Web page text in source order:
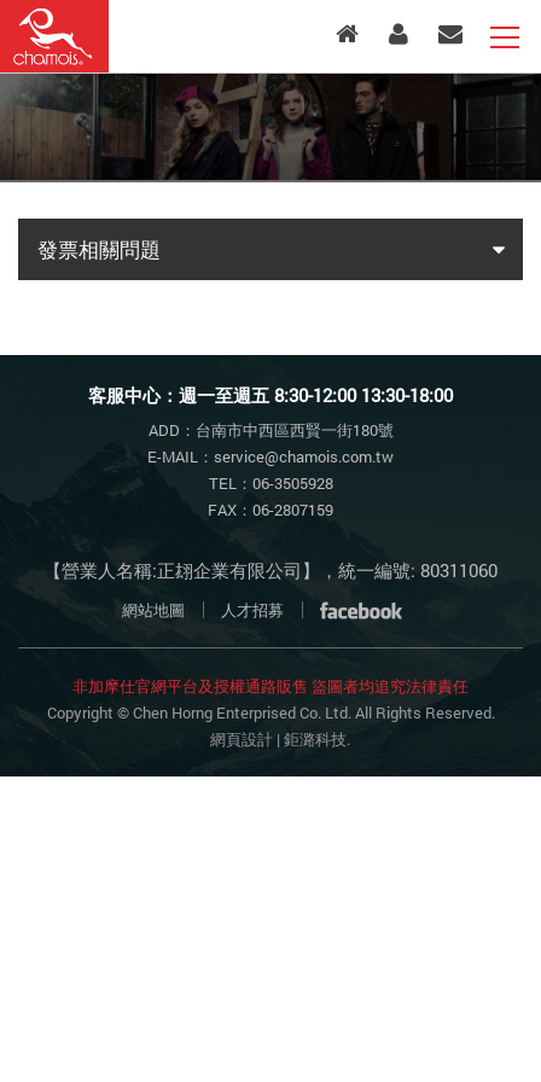
發票相關問題
客服中心：週一至週五 8:30-12:00 13:30-18:00
ADD：台南市中西區西賢一街180號
E-MAIL：service@chamois.com.tw
TEL：06-3505928
FAX：06-2807159
【營業人名稱:正翃企業有限公司】，統一編號: 80311060
網站地圖 人才招募
非加摩仕官網平台及授權通路販售 盜圖者均追究法律責任
Copyright © Chen Horng Enterprised Co. Ltd. All Rights Reserved.
網頁設計| 鉅潞科技.